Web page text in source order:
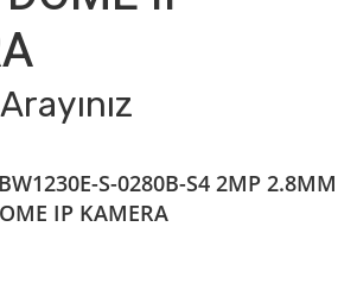
S-0280B-S4 2MP 2.8MM
IP KAMERA